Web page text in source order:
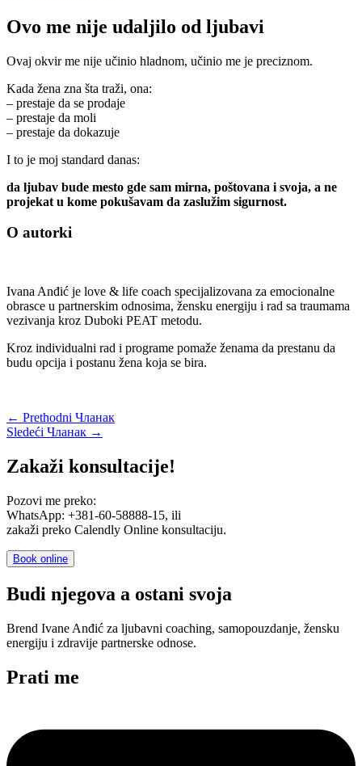
Ovo me nije udaljilo od ljubavi
Ovaj okvir me nije učinio hladnom, učinio me je preciznom.
Kada žena zna šta traži, ona:
– prestaje da se prodaje
– prestaje da moli
– prestaje da dokazuje
I to je moj standard danas:
da ljubav bude mesto gde sam mirna, poštovana i svoja, a ne
projekat u kome pokušavam da zaslužim sigurnost.
O autorki
Ivana Anđić je love & life coach specijalizovana za emocionalne
obrasce u partnerskim odnosima, žensku energiju i rad sa traumama
vezivanja kroz Duboki PEAT metodu.
Kroz individualni rad i programe pomaže ženama da prestanu da
budu opcija i postanu žena koja se bira.
← Prethodni Чланак
Sledeći Чланак →
Zakaži konsultacije!
Pozovi me preko:
WhatsApp: +381-60-58888-15, ili
zakaži preko Calendly Online konsultaciju.
Book online
Budi njegova a ostani svoja
Brend Ivane Anđić za ljubavni coaching, samopouzdanje, žensku
energiju i zdravije partnerske odnose.
Prati me